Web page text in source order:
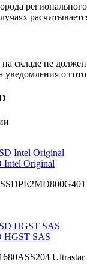
складе не
о
Intel Original
HGST SAS